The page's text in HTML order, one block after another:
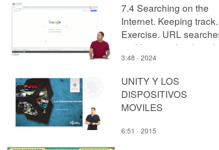
7.4 Searching on the
Internet. Keeping track.
Exercise. URL
and browser
3:48 · 2024
UNITY Y LOS
DISPOSITIVOS
MOVILES
6:51 · 2015